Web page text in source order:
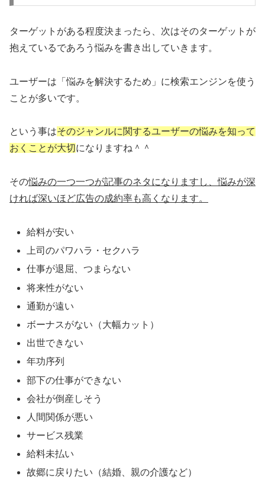
ターゲットがある程度決まったら、次はそのターゲットが
抱えているであろう悩みを書き出していきます。
ユーザーは「悩みを解決するため」に検索エンジンを使う
ことが多いです。
という事はそのジャンルに関するユーザーの悩みを知って
おくことが大切になりますね＾＾
その悩みの一つ一つが記事のネタになりますし、悩みが深
ければ深いほど広告の成約率も高くなります。
給料が安い
上司のパワハラ・セクハラ
仕事が退屈、つまらない
将来性がない
通勤が遠い
ボーナスがない（大幅カット）
出世できない
年功序列
部下の仕事ができない
会社が倒産しそう
人間関係が悪い
サービス残業
給料未払い
故郷に戻りたい（結婚、親の介護など）